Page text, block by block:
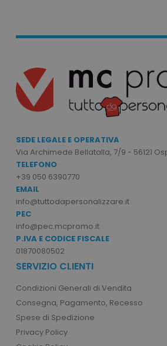
SEDE LEGALE E OPERATIVA
Via Archimede Bellatalla, 7/9 - 56121
TELEFONO
+39 050 6390770
EMAIL
info@tuttodapersonalizzare.it
PEC
info@pec.mcpromo.it
P.IVA E CODICE FISCALE
01870080502
SERVIZIO CLIENTI
Condizioni Generali di Vendita
Consegna, Pagamento, Recesso
Spese di Spedizione
Privacy Policy
Strettamente necessari
Non classificati
I cookie strettamente necessari
funzionalità principali del sito
l'accesso dell'utente e la gestione
Il sito web non può essere utilizzato
necessari.
Nome
utm_source
mage-cache-sessid